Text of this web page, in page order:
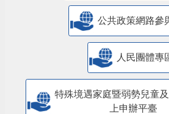
公共政策網路參
人民團體專
特殊境遇家庭暨弱勢兒童
上申辦平臺